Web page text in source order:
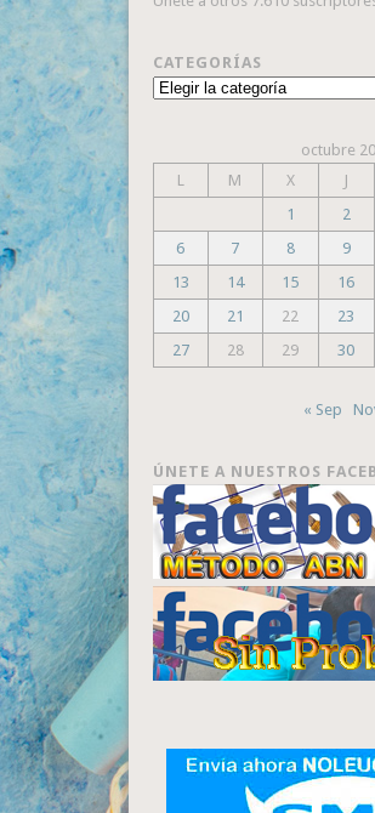
CATEGORÍAS
Categorías
octubre
L
M X J
1
2
6
7 8 9
13
14 15 16
20
21 22 23
27
28 29 30
« Sep
ÚNETE A NUESTROS